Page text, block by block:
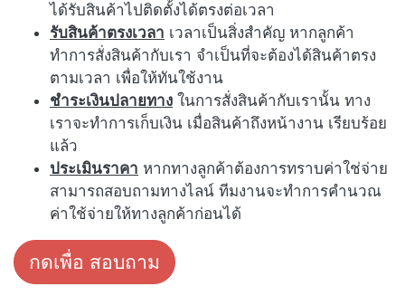
ได้รับสินค้าไปติดตั้งได้ตรงต่อเวลา
รับสินค้าตรงเวลา เวลาเป็นสิ่งสำคัญ หากลูกค้า
ทำการสั่งสินค้ากับเรา จำเป็นที่จะต้องได้สินค้าตรง
ตามเวลา เพื่อให้ทันใช้งาน
ชำระเงินปลายทาง ในการสั่งสินค้ากับเรานั้น ทาง
เราจะทำการเก็บเงิน เมื่อสินค้าถึงหน้างาน เรียบร้อย
แล้ว
ประเมินราคา หากทางลูกค้าต้องการทราบค่าใช่จ่าย
สามารถสอบถามทางไลน์ ทีมงานจะทำการคำนวณ
ค่าใช้จ่ายให้ทางลูกค้าก่อนได้
กดเพื่อ สอบถาม